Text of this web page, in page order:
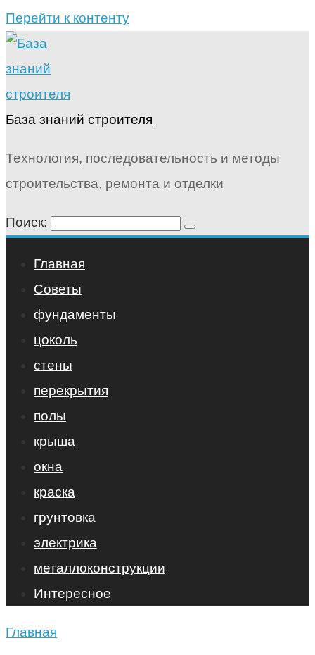
Перейти к контенту
База знаний строителя
Технология, последовательность и методы
строительства, ремонта и отделки
Поиск:
Главная
Советы
фундаменты
цоколь
стены
перекрытия
полы
крыша
окна
краска
грунтовка
электрика
металлоконструкции
Интересное
Главная